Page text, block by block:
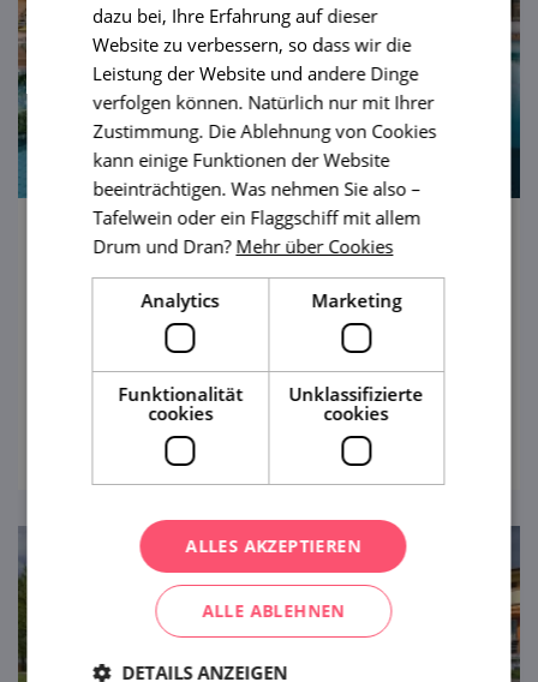
Maximus Resort
Eines der größten und schönsten Wellness-
Resorts des Landes. Sie werden sich gleich
an der Tür wohlfühlen, und das ist kein
Wunder! Führende Feng-Shui-Experten
haben gemeinsam am Bau dieser Oase der
Ruhe in der Nähe des Brünner Stausees
gearbeitet.
ansehen
dazu bei, Ihre Erfahrung auf dieser
Website zu verbessern, so dass wir die
Leistung der Website und andere Dinge
verfolgen können. Natürlich nur mit Ihrer
Zustimmung. Die Ablehnung von Cookies
kann einige Funktionen der Website
beeinträchtigen. Was nehmen Sie also –
Tafelwein oder ein Flaggschiff mit allem
Drum und Dran? Mehr über Cookies
Analytics Marketing
Funktionalität
cookies
Unklassifizierte
cookies
ALLES AKZEPTIEREN
ALLE ABLEHNEN
DETAILS ANZEIGEN